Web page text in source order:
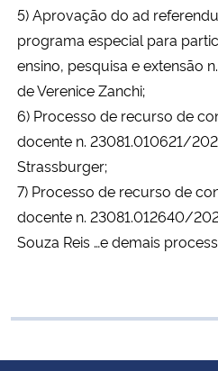
5) Aprovação do ad
programa especial para
ensino, pesquisa e extensão
de Verenice Zanchi;
6) Processo de recurso de
docente n. 23081.010621/
Strassburger;
7) Processo de recurso de
docente n. 23081.012640/
Souza Reis …e demais